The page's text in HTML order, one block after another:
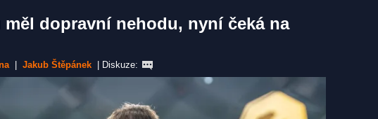
měl dopravní nehodu, nyní čeká na
Jakub Štěpánek Diskuze: